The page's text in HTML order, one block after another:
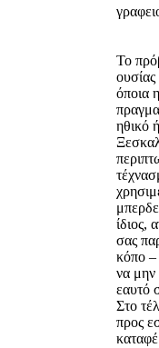
Το
όποια
ηθικό
ίδιος,
σας
κόπο –
να μην
εαυτό
Στο
προς